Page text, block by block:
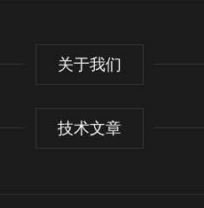
关于我们
技术文章